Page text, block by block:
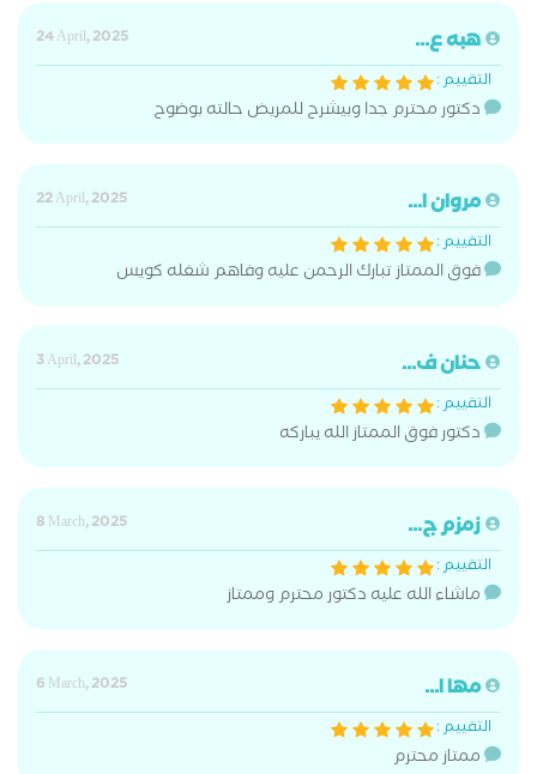
هبه ع...
24 April, 2025
التقييم :
دكتور محترم جدا وبيشرح للمريض حالته بوضوح
مروان ا...
22 April, 2025
التقييم :
فوق الممتاز تبارك الرحمن عليه وفاهم شغله كويس
حنان ف...
3 April, 2025
التقييم :
دكتور فوق الممتاز الله يباركه
زمزم ج...
8 March, 2025
التقييم :
ماشاء الله عليه دكتور محترم وممتاز
مها ا...
6 March, 2025
التقييم :
ممتاز محترم